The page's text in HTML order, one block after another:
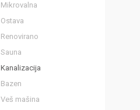
Mikrovalna
Ostava
Renovirano
Sauna
Kanalizacija
Bazen
Veš mašina